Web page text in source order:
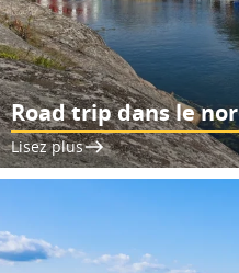
Road trip dans le
Lisez plus